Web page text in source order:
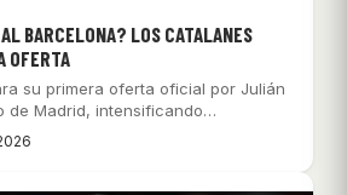
BARCELONA? LOS CATALANES
OFERTA
su primera oferta oficial por Julián
de Madrid, intensificando…